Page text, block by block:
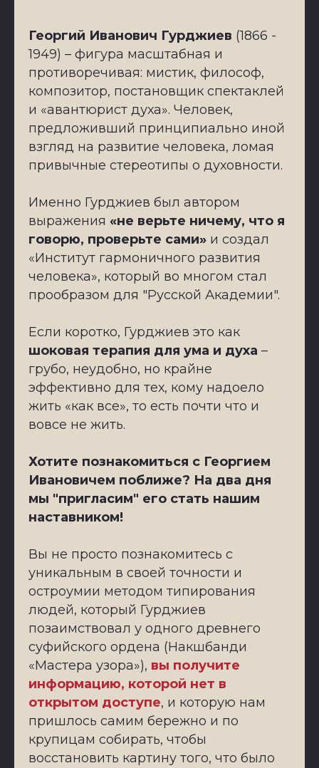
Георгий Иванович Гурджиев (1866 -
1949) – фигура масштабная и
противоречивая: мистик, философ,
композитор, постановщик спектаклей
и «авантюрист духа». Человек,
предложивший принципиально иной
взгляд на развитие человека, ломая
привычные стереотипы о духовности.
Именно Гурджиев был автором
выражения «не верьте ничему, что я
говорю, проверьте сами» и создал
«Институт гармоничного развития
человека», который во многом стал
прообразом для "Русской Академии".
Если коротко, Гурджиев это как
шоковая терапия для ума и духа –
грубо, неудобно, но крайне
эффективно для тех, кому надоело
жить «как все», то есть почти что и
вовсе не жить.
Хотите познакомиться с Георгием
Ивановичем поближе? На два дня
мы "пригласим" его стать нашим
наставником!
Вы не просто познакомитесь с
уникальным в своей точности и
остроумии методом типирования
людей, который Гурджиев
позаимствовал у одного древнего
суфийского ордена (Накшбанди
«Мастера узора»), вы получите
информацию, которой нет в
открытом доступе, и которую нам
пришлось самим бережно и по
крупицам собирать, чтобы
восстановить картину того, что было